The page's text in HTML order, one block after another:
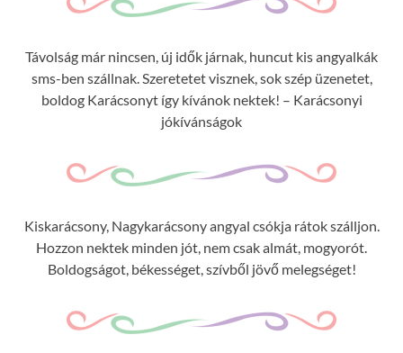
Távolság már nincsen, új idők járnak, huncut kis angyalkák
sms-ben szállnak. Szeretetet visznek, sok szép üzenetet,
boldog Karácsonyt így kívánok nektek! – Karácsonyi
jókívánságok
Kiskarácsony, Nagykarácsony angyal csókja rátok szálljon.
Hozzon nektek minden jót, nem csak almát, mogyorót.
Boldogságot, békességet, szívből jövő melegséget!